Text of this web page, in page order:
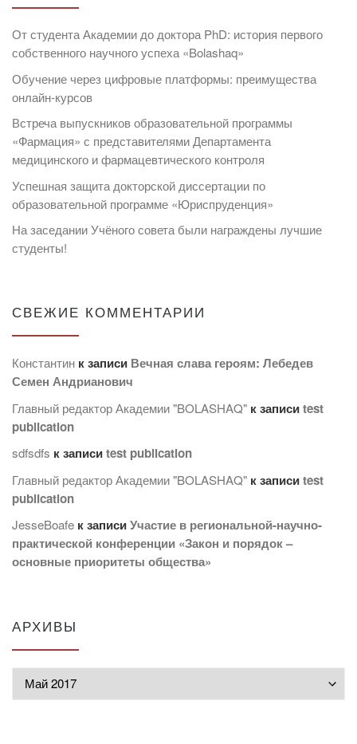
От студента Академии до доктора PhD: история первого
собственного научного успеха «Bolashaq»
Обучение через цифровые платформы: преимущества
онлайн-курсов
Встреча выпускников образовательной программы
«Фармация» с представителями Департамента
медицинского и фармацевтического контроля
Успешная защита докторской диссертации по
образовательной программе «Юриспруденция»
На заседании Учёного совета были награждены лучшие
студенты!
СВЕЖИЕ КОММЕНТАРИИ
Константин к записи Вечная слава героям: Лебедев
Семен Андрианович
Главный редактор Академии "BOLASHAQ" к записиtest
publication
sdfsdfs к записиtest publication
Главный редактор Академии "BOLASHAQ" к записиtest
publication
JesseBoafe к записиУчастие в региональной-научно-
практической конференции «Закон и порядок –
основные приоритеты общества»
АРХИВЫ